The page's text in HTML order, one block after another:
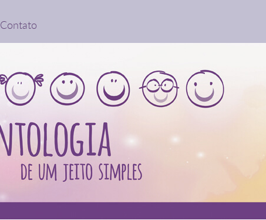
Contato